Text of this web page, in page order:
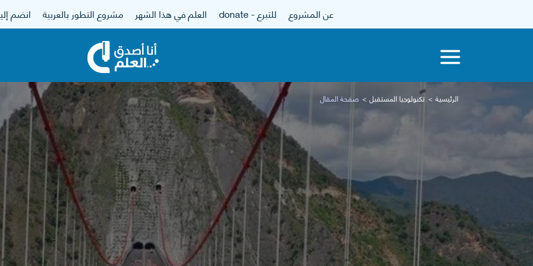
عن المشروع للتبرع - donate العلم في هذا الشهر مشروع التطور بالعربية انضم
الرئيسية تكنولوجيا المستقبل صفحة المقال